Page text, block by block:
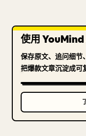
使用
保存原文、追问细节
把爆款文章沉淀成可